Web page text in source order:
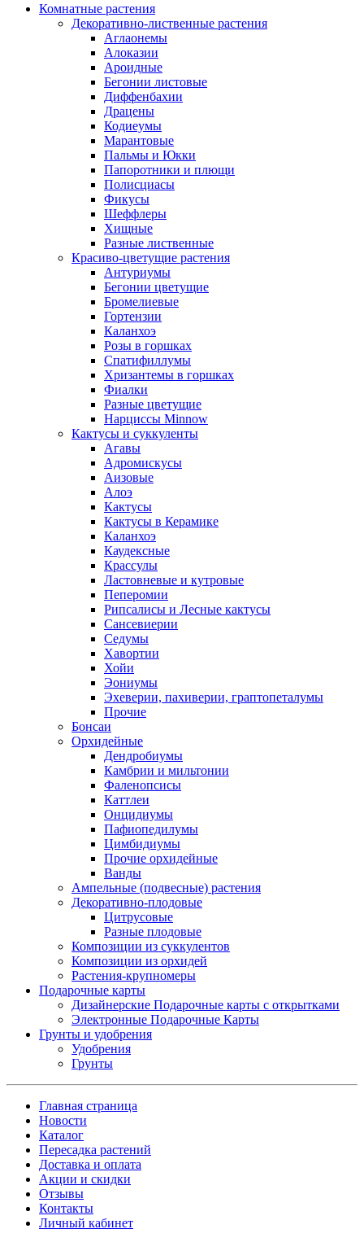
Комнатные растения
Декоративно-лиственные растения
Аглаонемы
Алоказии
Ароидные
Бегонии листовые
Диффенбахии
Драцены
Кодиеумы
Марантовые
Пальмы и Юкки
Папоротники и плющи
Полисциасы
Фикусы
Шеффлеры
Хищные
Разные лиственные
Красиво-цветущие растения
Антуриумы
Бегонии цветущие
Бромелиевые
Гортензии
Каланхоэ
Розы в горшках
Спатифиллумы
Хризантемы в горшках
Фиалки
Разные цветущие
Нарциссы Minnow
Кактусы и суккуленты
Агавы
Адромискусы
Аизовые
Алоэ
Кактусы
Кактусы в Керамике
Каланхоэ
Каудексные
Крассулы
Ластовневые и кутровые
Пеперомии
Рипсалисы и Лесные кактусы
Сансевиерии
Седумы
Хавортии
Хойи
Эониумы
Эхеверии, пахиверии, граптопеталумы
Прочие
Бонсаи
Орхидейные
Дендробиумы
Камбрии и мильтонии
Фаленопсисы
Каттлеи
Онцидиумы
Пафиопедилумы
Цимбидиумы
Прочие орхидейные
Ванды
Ампельные (подвесные) растения
Декоративно-плодовые
Цитрусовые
Разные плодовые
Композиции из суккулентов
Композиции из орхидей
Растения-крупномеры
Подарочные карты
Дизайнерские Подарочные карты с открытками
Электронные Подарочные Карты
Грунты и удобрения
Удобрения
Грунты
Главная страница
Новости
Каталог
Пересадка растений
Доставка и оплата
Акции и скидки
Отзывы
Контакты
Личный кабинет